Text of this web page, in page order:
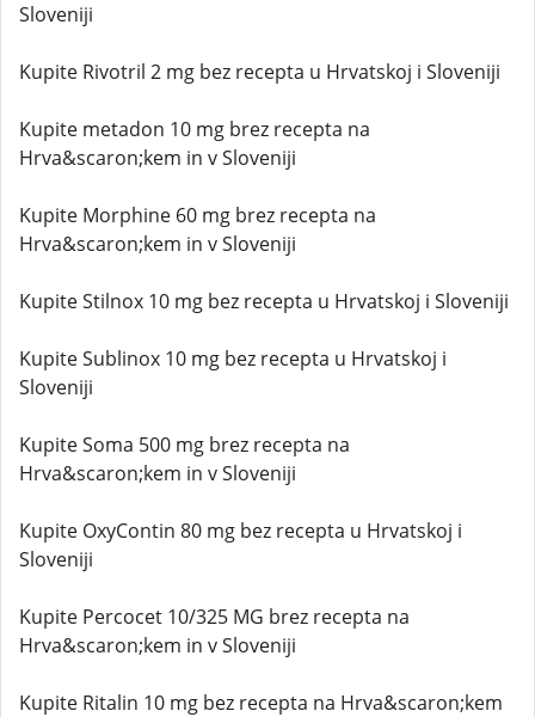
Sloveniji
Kupite Rivotril 2 mg bez recepta u Hrvatskoj i Sloveniji
Kupite metadon 10 mg brez recepta na
Hrva&scaron;kem in v Sloveniji
Kupite Morphine 60 mg brez recepta na
Hrva&scaron;kem in v Sloveniji
Kupite Stilnox 10 mg bez recepta u Hrvatskoj i Sloveniji
Kupite Sublinox 10 mg bez recepta u Hrvatskoj i
Sloveniji
Kupite Soma 500 mg brez recepta na
Hrva&scaron;kem in v Sloveniji
Kupite OxyContin 80 mg bez recepta u Hrvatskoj i
Sloveniji
Kupite Percocet 10/325 MG brez recepta na
Hrva&scaron;kem in v Sloveniji
Kupite Ritalin 10 mg bez recepta na Hrva&scaron;kem